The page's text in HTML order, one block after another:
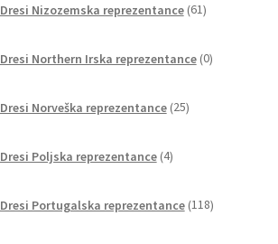
Dresi Nizozemska reprezentance 61izdelkov
Dresi Northern Irska reprezentance 0izdelkov
Dresi Norveška reprezentance 25izdelkov
Dresi Poljska reprezentance 4izdelki
Dresi Portugalska reprezentance 118izdelkov